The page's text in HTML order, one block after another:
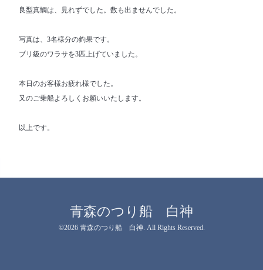
良型真鯛は、見れずでした。数も出ませんでした。
写真は、3名様分の釣果です。
ブリ級のワラサを3匹上げていました。
本日のお客様お疲れ様でした。
又のご乗船よろしくお願いいたします。
以上です。
青森のつり船 白神
©2026 青森のつり船 白神. All Rights Reserved.